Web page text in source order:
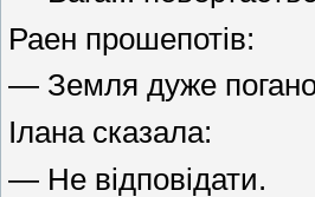
Раен прошепотів:
— Земля дуже погано
Ілана сказала:
— Не відповідати.